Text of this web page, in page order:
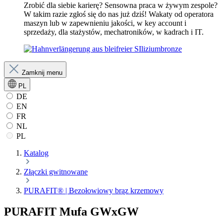
Zrobić dla siebie karierę? Sensowna praca w żywym zespole?
W takim razie zgłoś się do nas już dziś! Wakaty od operatora
maszyn lub w zapewnieniu jakości, w key account i
sprzedaży, dla stażystów, mechatroników, w kadrach i IT.
Zamknij menu
PL
DE
EN
FR
NL
PL
Katalog
Złączki gwitnowane
PURAFIT® | Bezołowiowy brąz krzemowy
PURAFIT Mufa GWxGW